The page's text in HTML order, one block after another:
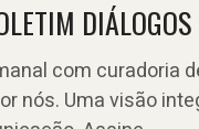
DIÁLOGOS
com curadoria
nós. Uma visão